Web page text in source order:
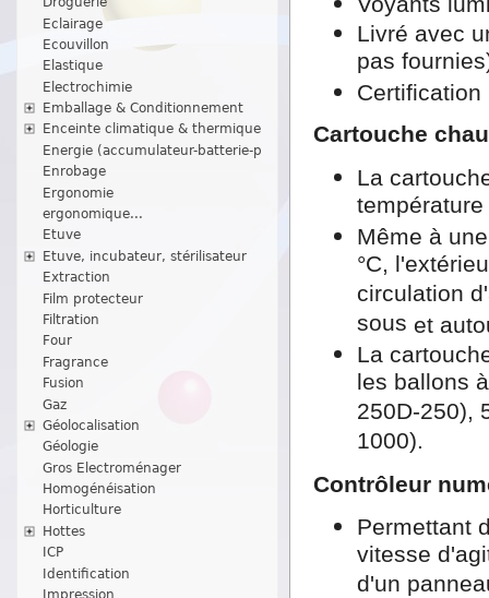
Eclairage
Ecouvillon
Elastique
Electrochimie
Emballage & Conditionnement
Enceinte climatique & thermique
Energie (accumulateur-batterie-p
Enrobage
Ergonomie
ergonomique...
Etuve
Etuve, incubateur, stérilisateur
Extraction
Film protecteur
Filtration
Four
Fragrance
Fusion
Gaz
Géolocalisation
Géologie
Gros Electroménager
Homogénéisation
Horticulture
Hottes
ICP
Identification
Impression
Livré avec
pas
Certification
Cartouche
La
Même à
°C,
circulation
sous et
La
les ballons
250D-250),
1000).
Contrôleur
Permettant
vitesse
d'un